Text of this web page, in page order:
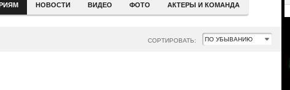
НОВОСТИ ВИДЕО ФОТО АКТЕРЫ И КОМАНДА
СОРТИРОВАТЬ: